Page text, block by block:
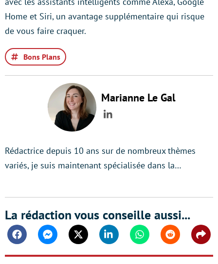
Home et Siri, un avantage supplémentaire qui risque
de vous faire craquer.
Bons Plans
Marianne Le Gal
LinkedIn
Rédactrice depuis 10 ans sur de nombreux thèmes
variés, je suis maintenant spécialisée dans la…
La rédaction vous conseille aussi...
FacebookMessengerTwitter Linkedin WhatsappReddit